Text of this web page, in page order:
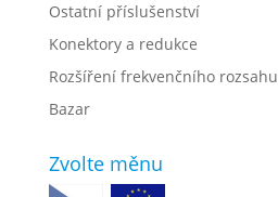
Ostatní příslušenství
Konektory a redukce
Rozšíření frekvenčního rozsahu
Bazar
Zvolte měnu